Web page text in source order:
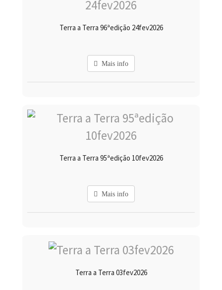
Terra a Terra 96ªedição 24fev2026
Mais info
Terra a Terra 95ªedição 10fev2026
Mais info
Terra a Terra 03fev2026